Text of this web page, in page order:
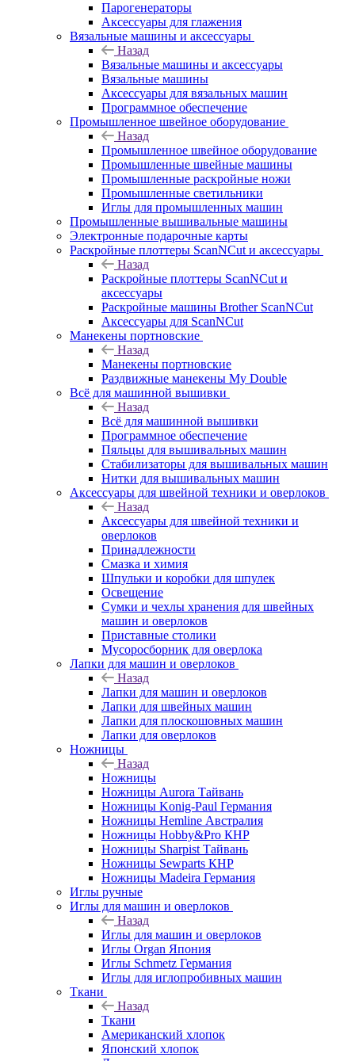
Парогенераторы
Аксессуары для глажения
Вязальные машины и аксессуары
Назад
Вязальные машины и аксессуары
Вязальные машины
Аксессуары для вязальных машин
Программное обеспечение
Промышленное швейное оборудование
Назад
Промышленное швейное оборудование
Промышленные швейные машины
Промышленные раскройные ножи
Промышленные светильники
Иглы для промышленных машин
Промышленные вышивальные машины
Электронные подарочные карты
Раскройные плоттеры ScanNCut и аксессуары
Назад
Раскройные плоттеры ScanNCut и
аксессуары
Раскройные машины Brother ScanNCut
Аксессуары для ScanNCut
Манекены портновские
Назад
Манекены портновские
Раздвижные манекены My Double
Всё для машинной вышивки
Назад
Всё для машинной вышивки
Программное обеспечение
Пяльцы для вышивальных машин
Стабилизаторы для вышивальных машин
Нитки для вышивальных машин
Аксессуары для швейной техники и оверлоков
Назад
Аксессуары для швейной техники и
оверлоков
Принадлежности
Смазка и химия
Шпульки и коробки для шпулек
Освещение
Сумки и чехлы хранения для швейных
машин и оверлоков
Приставные столики
Мусоросборник для оверлока
Лапки для машин и оверлоков
Назад
Лапки для машин и оверлоков
Лапки для швейных машин
Лапки для плоскошовных машин
Лапки для оверлоков
Ножницы
Назад
Ножницы
Ножницы Aurora Тайвань
Ножницы Konig-Paul Германия
Ножницы Hemline Австралия
Ножницы Hobby&Pro КНР
Ножницы Sharpist Тайвань
Ножницы Sewparts КНР
Ножницы Madeira Германия
Иглы ручные
Иглы для машин и оверлоков
Назад
Иглы для машин и оверлоков
Иглы Organ Япония
Иглы Schmetz Германия
Иглы для иглопробивных машин
Ткани
Назад
Ткани
Американский хлопок
Японский хлопок